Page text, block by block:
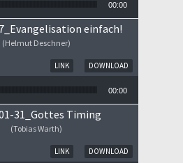
00:00
einfach!
(Helmut Deschner)
DOWNLOAD
LINK
00:00
31_Gottes Timing
(Tobias Warth)
DOWNLOAD
LINK